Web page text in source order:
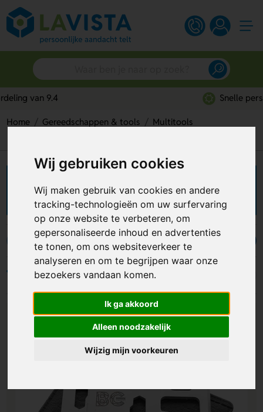
Wij gebruiken cookies
Wij maken gebruik van cookies en andere
tracking-technologieën om uw surfervaring
op onze website te verbeteren, om
gepersonaliseerde inhoud en advertenties
te tonen, om ons websiteverkeer te
analyseren en om te begrijpen waar onze
bezoekers vandaan komen.
Ik ga akkoord
Alleen noodzakelijk
Wijzig mijn voorkeuren
Home Gereedschappen & tools
Multitools
Creditcard multitools
Goedkope multitools
Filters